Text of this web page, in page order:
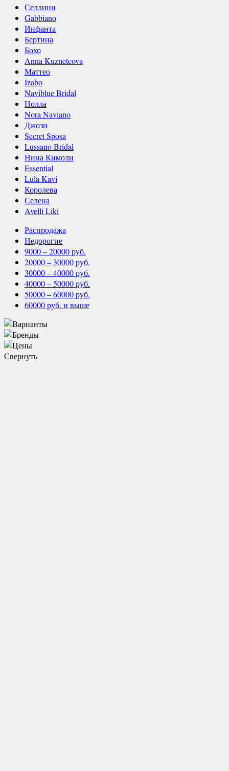
Селлини
Gabbiano
Инфанта
Бертина
Бохо
Anna Kuznetcova
Маттео
Izabo
Naviblue Bridal
Нолла
Nora Naviano
Джози
Secret Sposa
Lussano Bridal
Нина Кимоли
Essential
Lula Kavi
Королева
Селена
Avelli Liki
Распродажа
Недорогие
9000 – 20000 руб.
20000 – 30000 руб.
30000 – 40000 руб.
40000 – 50000 руб.
50000 – 60000 руб.
60000 руб. и выше
Свернуть